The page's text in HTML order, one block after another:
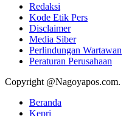
Redaksi
Kode Etik Pers
Disclaimer
Media Siber
Perlindungan Wartawan
Peraturan Perusahaan
Copyright @Nagoyapos.com.
Beranda
Kepri